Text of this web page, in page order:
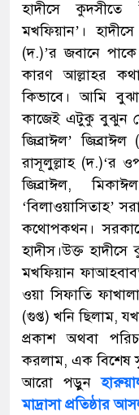
হাদীসে
মখফিয়ান’।
(দ.)’র জবানে
কারণ আল্লাহর
কিভাবে। আমি
কাজেই এটুকু বুঝুন
জিব্রাঈল’
রাসূলুল্লাহ (দ.)‘র
জিব্রাঈল,
‘বিলাওয়াসিতাহ’
কথোপকথন।
হাদীস।উক্ত
মখফিয়ান
ওয়া সিফাতি
(গুপ্ত) খনি ছিলাম,
প্রকাশ অথবা
করলাম, এক বিশেষ
আরো পড়ুন
মাদ্রাসা প্রতিষ্ঠার